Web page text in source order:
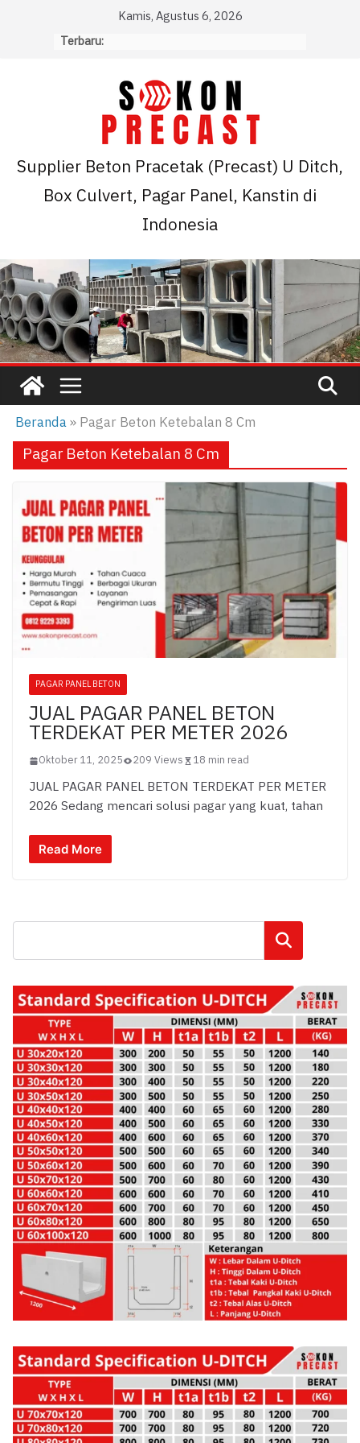
Kamis, Agustus 6, 2026
Terbaru:
Supplier Beton Pracetak (Precast) U Ditch,
Box Culvert, Pagar Panel, Kanstin di
Indonesia
Beranda» Pagar Beton Ketebalan 8 Cm
Pagar Beton Ketebalan 8 Cm
PAGAR PANEL BETON
JUAL PAGAR PANEL BETON
TERDEKAT PER METER 2026
Oktober 11, 2025 209 Views 18 min read
JUAL PAGAR PANEL BETON TERDEKAT PER METER
2026 Sedang mencari solusi pagar yang kuat, tahan
Read More
Cari